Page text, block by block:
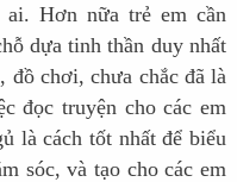
Hơn nữa trẻ em cần
dựa tinh thần duy nhất
đồ chơi, chưa chắc đã là
đọc truyện cho các em
là cách tốt nhất để biểu
sóc, và tạo cho các em